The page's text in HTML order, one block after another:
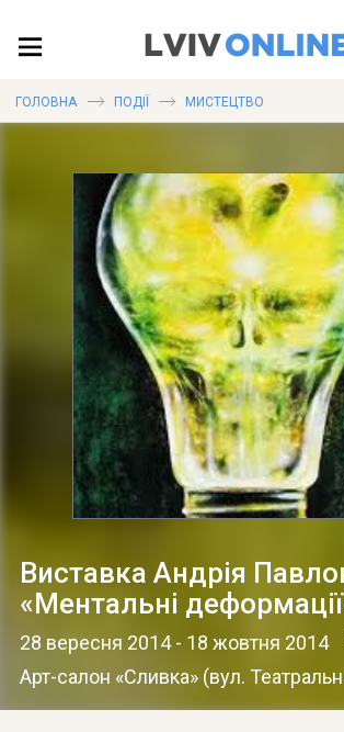
ПУБЛІКАЦІЇ
ДОВІДКА
ГОЛОВНА ПОДІЇ МИСТЕЦТВО
Виставка Андрія
«Ментальні
28 вересня 2014- 18 жовтня 2014
Арт-салон «Сливка» (вул.